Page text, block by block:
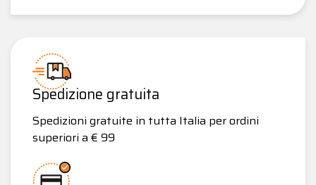
Spedizione gratuita
Spedizioni gratuite in tutta Italia per ordini
superiori a € 99